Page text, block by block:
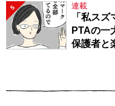
5 連載
「私ス
PTAの一
保護者と